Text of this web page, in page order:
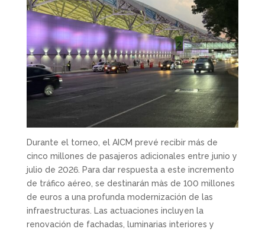
Durante el torneo, el AICM prevé recibir más de
cinco millones de pasajeros adicionales entre junio y
julio de 2026. Para dar respuesta a este incremento
de tráfico aéreo, se destinarán màs de 100 millones
de euros a una profunda modernización de las
infraestructuras. Las actuaciones incluyen la
renovación de fachadas, luminarias interiores y